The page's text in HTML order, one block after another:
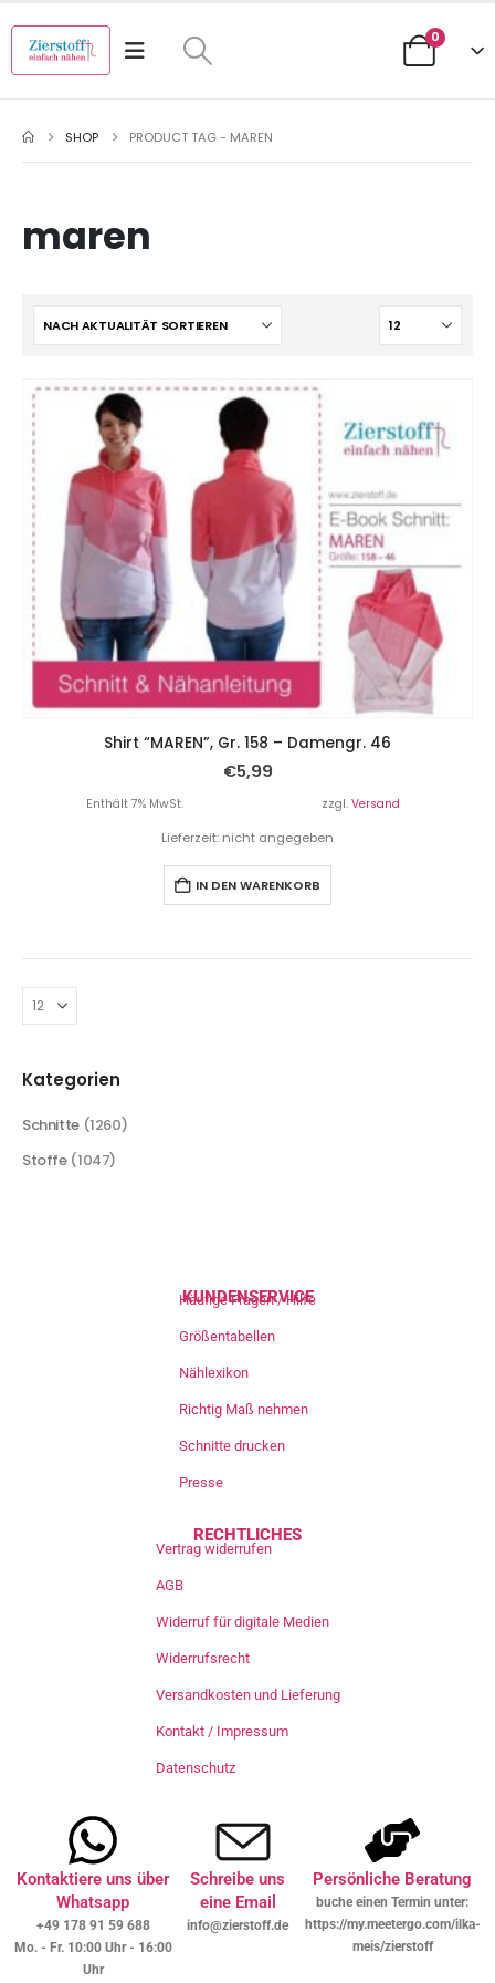
0
SHOP PRODUCT TAG - MAREN
maren
Shirt “MAREN”, Gr. 158 – Damengr. 46
€5,99
Enthält 7% MwSt. zzgl. Versand
Lieferzeit: nicht angegeben
IN DEN WARENKORB
Kategorien
Schnitte (1260)
Stoffe (1047)
KUNDENSERVICE
Häufige Fragen / Hilfe
Größentabellen
Nählexikon
Richtig Maß nehmen
Schnitte drucken
Presse
RECHTLICHES
Vertrag widerrufen
AGB
Widerruf für digitale Medien
Widerrufsrecht
Versandkosten und Lieferung
Kontakt / Impressum
Datenschutz
Kontaktiere uns über
Whatsapp
+49 178 91 59 688
Mo. - Fr. 10:00 Uhr - 16:00
Uhr
Schreibe uns
eine Email
info@zierstoff.de
Persönliche Beratung
buche einen Termin unter:
https://my.meetergo.com/ilka-
meis/zierstoff